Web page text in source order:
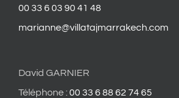
00 33 6 03 90 41 48
marianne@villatajmarrakech.com
David GARNIER
Téléphone :00 33 6 88 62 74 65